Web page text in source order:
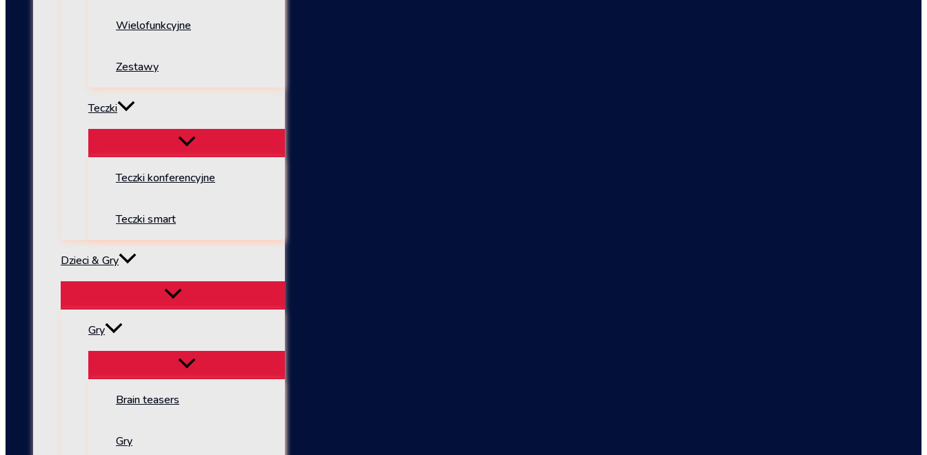
Wielofunkcyjne
Zestawy
Teczki
Teczki konferencyjne
Teczki smart
Dzieci & Gry
Gry
Brain teasers
Gry